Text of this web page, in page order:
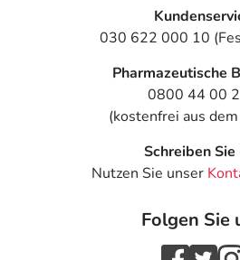
030 622 000 10
Pharmazeutische
0800 44 00
(kostenfrei aus
Schreiben Sie
Nutzen Sie unser
Folgen Sie